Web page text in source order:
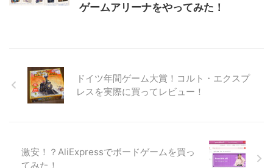
ゲームアリーナをやってみた！
ドイツ年間ゲーム大賞！コルト・エクスプ
レスを実際に買ってレビュー！
激安！？AliExpressでボードゲームを買っ
てみた！